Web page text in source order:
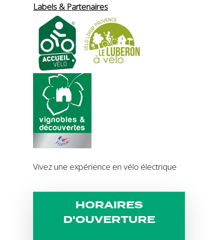
Labels & Partenaires
Vivez une expérience en vélo électrique
HORAIRES
D'OUVERTURE